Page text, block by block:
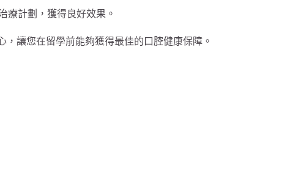
療計劃，獲得良好效果。
讓您在留學前能夠獲得最佳的口腔健康保障。